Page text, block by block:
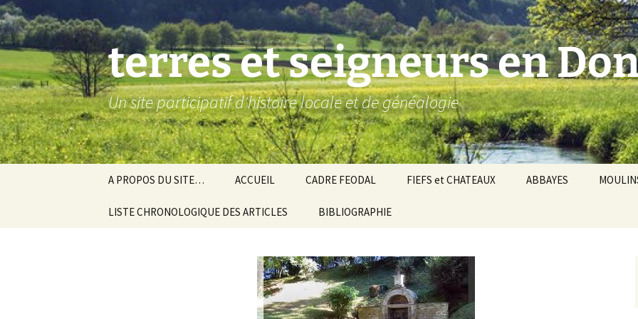
Aller
au
contenu
terres et seigneurs en
Un site participatif d'histoire locale et de généalogie
A PROPOS DU SITE… ACCUEIL CADRE FEODAL
Baronnie de Donzy
Comté-duché de Nevers
Grands fiefs voisins Baronnie de Toucy
FIEFS et CHATEAUX ABBAYES
LISTE CHRONOLOGIQUE DES ARTICLES BIBLIOGRAPHIE